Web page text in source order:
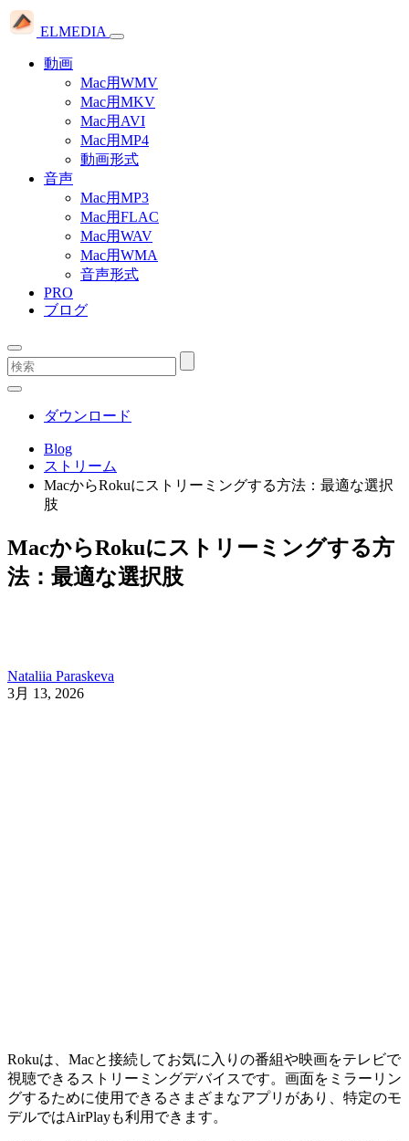
ELMEDIA
動画
Mac用WMV
Mac用MKV
Mac用AVI
Mac用MP4
動画形式
音声
Mac用MP3
Mac用FLAC
Mac用WAV
Mac用WMA
音声形式
PRO
ブログ
ダウンロード
Blog
ストリーム
MacからRokuにストリーミングする方法：最適な選択
肢
MacからRokuにストリーミングする方
法：最適な選択肢
Nataliia Paraskeva
3月 13, 2026
Rokuは、Macと接続してお気に入りの番組や映画をテレビで
視聴できるストリーミングデバイスです。画面をミラーリン
グするために使用できるさまざまなアプリがあり、特定のモ
デルではAirPlayも利用できます。